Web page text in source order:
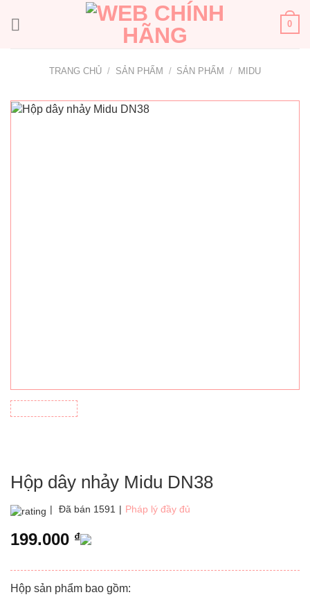
qua
0
TRANG CHỦ / SẢN PHẨM / SẢN PHẨM / MIDU
Hộp dây nhảy Midu DN38
| Đã bán 1591 | Pháp lý đầy đủ
199.000 ₫
Hộp sản phẩm bao gồm: